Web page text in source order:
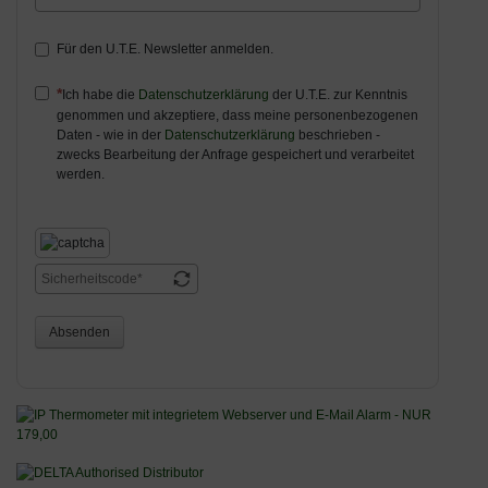
Für den U.T.E. Newsletter anmelden.
Ich habe die Datenschutzerklärung der U.T.E. zur Kenntnis
genommen und akzeptiere, dass meine personenbezogenen
Daten - wie in der Datenschutzerklärung beschrieben -
zwecks Bearbeitung der Anfrage gespeichert und verarbeitet
werden.
Absenden